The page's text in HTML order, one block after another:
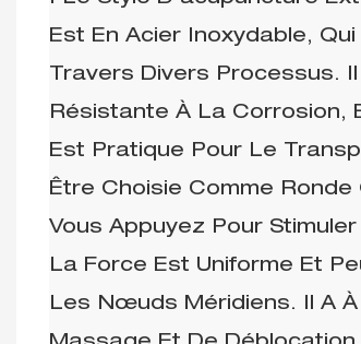
Est En Acier Inoxydable,
Travers Divers Processus.
Résistante À La Corrosion,
Est Pratique Pour Le
Être Choisie Comme
Vous Appuyez Pour
La Force Est Uniforme Et
Les Nœuds Méridiens. Il A